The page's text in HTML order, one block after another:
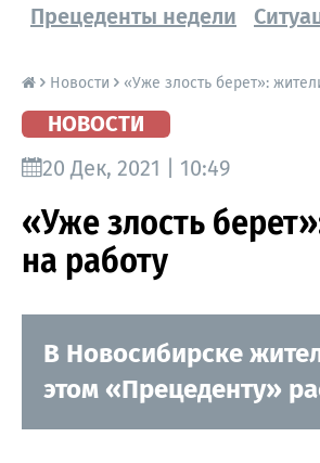
Прецеденты недели
Новости «Уже злость берет»:
НОВОСТИ
20 Дек, 2021 | 10:49
«Уже злость
на работу
В Новосибирске
этом «Прецеденту»